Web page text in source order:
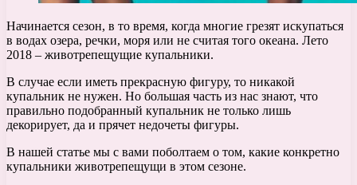
Начинается сезон, в то время, когда многие грезят искупаться
в водах озера, речки, моря или не считая того океана. Лето
2018 – животрепещущие купальники.
В случае если иметь прекрасную фигуру, то никакой
купальник не нужен. Но большая часть из нас знают, что
правильно подобранный купальник не только лишь
декорирует, да и прячет недочеты фигуры.
В нашей статье мы с вами поболтаем о том, какие конкретно
купальники животрепещущи в этом сезоне.